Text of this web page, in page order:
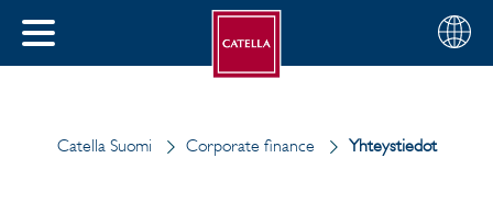
SULJE
Valitse
alue
Suomi
Catella Suomi Corporate finance Yhteystiedot